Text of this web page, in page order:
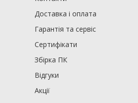
Доставка і оплата
Гарантія та сервіс
Сертифікати
Збірка ПК
Відгуки
Акції